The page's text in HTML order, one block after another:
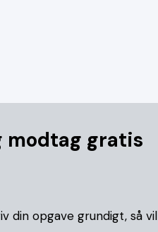
modtag gratis
din opgave grundigt, så vil